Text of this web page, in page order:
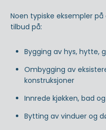
Noen typiske eksempler
tilbud på:
Bygging av hys, hytte,
Ombygging av
konstruksjoner
Innrede kjøkken, bad
Bytting av vinduer og